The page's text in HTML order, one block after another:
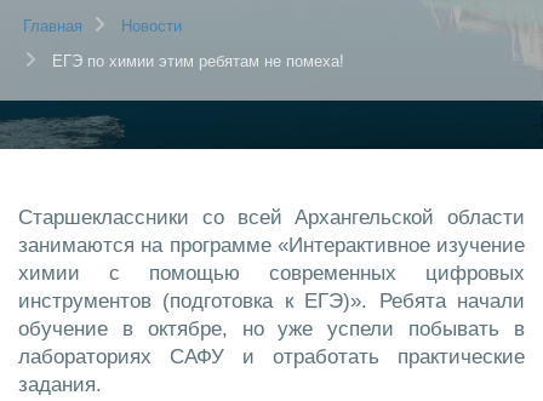
Главная Новости
ЕГЭ по химии этим ребятам не помеха!
Старшеклассники со всей Архангельской области
занимаются на программе «Интерактивное изучение
химии с помощью современных цифровых
инструментов (подготовка к ЕГЭ)». Ребята начали
обучение в октябре, но уже успели побывать в
лабораториях САФУ и отработать практические
задания.